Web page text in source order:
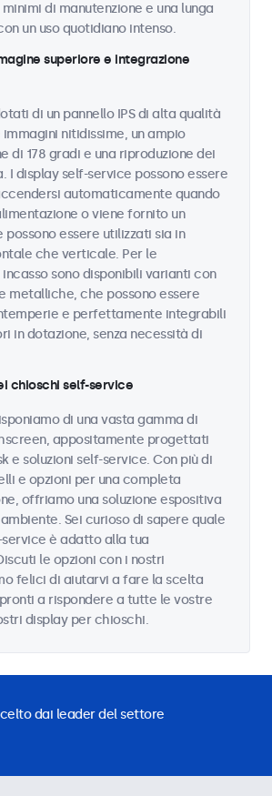
di manutenzione e una lunga
un uso quotidiano intenso.
superiore e integrazione
di un pannello IPS di alta qualità
nitidissime, un ampio
di 178 gradi e una riproduzione dei
I display self-service possono essere
automaticamente quando
o viene fornito un
possono essere utilizzati sia in
che verticale. Per le
sono disponibili varianti con
metalliche, che possono essere
e perfettamente integrabili
in dotazione, senza necessità di
chioschi self-service
di una vasta gamma di
appositamente progettati
e soluzioni self-service. Con più di
e opzioni per una completa
offriamo una soluzione espositiva
Sei curioso di sapere quale
è adatto alla tua
le opzioni con i nostri
felici di aiutarvi a fare la scelta
a rispondere a tutte le vostre
display per chioschi.
dai leader del settore